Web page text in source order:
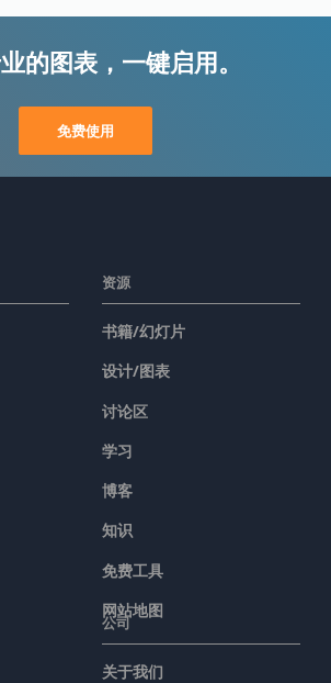
的图表，一键启用。
免费使用
资源
书籍/幻灯片
设计/图表
讨论区
学习
博客
知识
免费工具
网站地图
公司
关于我们